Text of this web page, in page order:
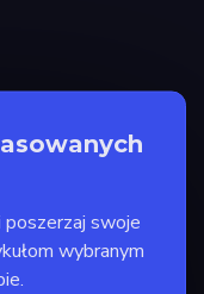
swoje
wybranym